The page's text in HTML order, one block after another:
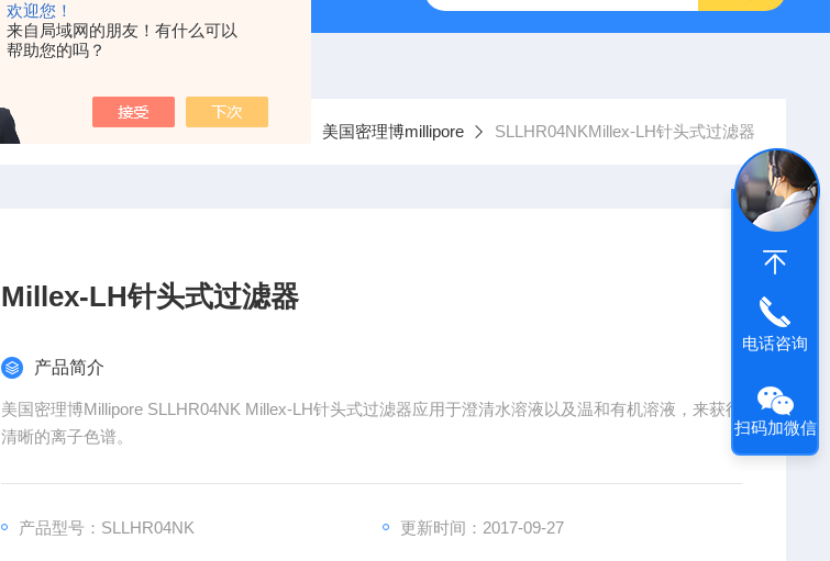
欢迎您！
来自局域网的朋友！有什么可以
帮助您的吗？
当前位置： 首页 产品中心 过滤器 美国密理博millipore SLLHR04NKMillex-LH针头式过滤器
Millex-LH针头式过滤器
产品简介
美国密理博Millipore SLLHR04NK Millex-LH针头式过滤器应用于澄清水溶液以及温和有机溶液，来获得
清晰的离子色谱。
产品型号：SLLHR04NK 更新时间：2017-09-27
电话咨询
扫码加微信